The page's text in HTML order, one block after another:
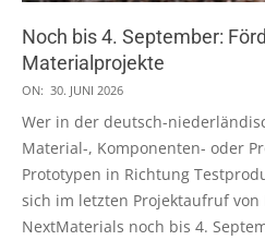
Noch bis 4. September:
Materialprojekte
2026-
06-
30
ON: 30. JUNI 2026
Wer in der deutsch-
Material-, Komponenten- oder
Prototypen in Richtung
sich im letzten Projektaufruf
NextMaterials noch bis 4.